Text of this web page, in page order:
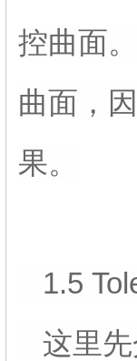
控曲面
曲面，
果。
1.5
这里先